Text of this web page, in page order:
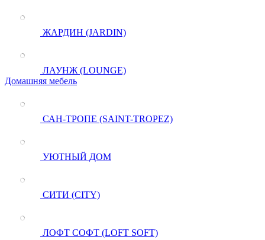
ЖАРДИН (JARDIN)
ЛАУНЖ (LOUNGE)
Домашняя мебель
САН-ТРОПЕ (SAINT-TROPEZ)
УЮТНЫЙ ДОМ
СИТИ (CITY)
ЛОФТ СОФТ (LOFT SOFT)